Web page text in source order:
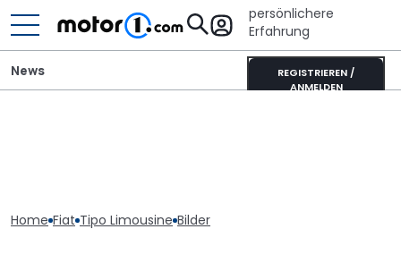
persönlichere
Erfahrung
REGISTRIEREN /
ANMELDEN
News
Home Fiat Tipo Limousine Bilder